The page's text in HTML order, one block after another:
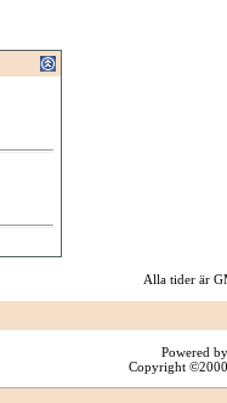
Alla tider är
Powered
Copyright